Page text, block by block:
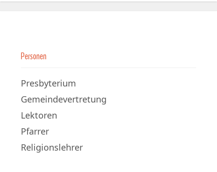
Personen
Presbyterium
Gemeindevertretung
Lektoren
Pfarrer
Religionslehrer